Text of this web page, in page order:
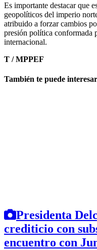
Es importante destacar que
geopolíticos del imperio
atribuido a forzar cambios
presión política conformada
internacional.
T / MPPEF
También te puede interesar
Presidenta
crediticio con
encuentro con